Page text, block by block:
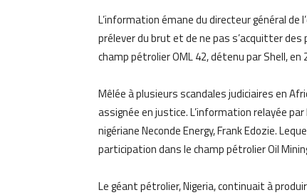
L’information émane du directeur général de
prélever du brut et de ne pas s’acquitter
champ pétrolier OML 42, détenu par Shell, en
Mêlée à plusieurs scandales judiciaires en
assignée en justice. L’information relayée
nigériane Neconde Energy, Frank Edozie.
participation dans le champ pétrolier Oil
Le géant pétrolier, Nigeria, continuait à